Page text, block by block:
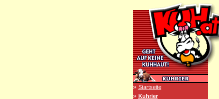
» Startseite
» Kuhrier